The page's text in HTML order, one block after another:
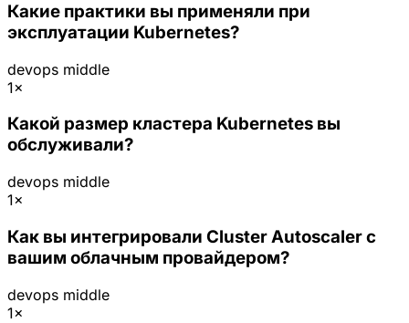
Какие практики вы применяли при
эксплуатации Kubernetes?
devops middle
1×
Какой размер кластера Kubernetes вы
обслуживали?
devops middle
1×
Как вы интегрировали Cluster Autoscaler с
вашим облачным провайдером?
devops middle
1×